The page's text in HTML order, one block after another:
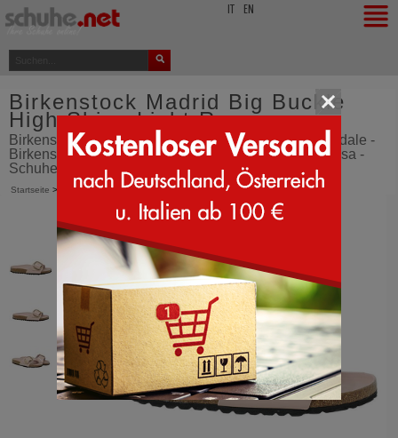
EN
Birkenstock Madrid Big Buckle
High Shine Light Rosa
Birkenstock Madrid große Schliesse - Schlappensandale -
Birkenstock Madrid Big Buckle - High Shine Light Rosa -
Schuhe - aus Italien bestellen - SCHUHE.net
Startseite > Birkenstock > Madrid Big Buckle>High Shine Light Rosa